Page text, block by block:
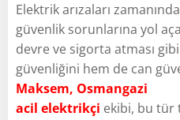
Elektrik arızaları
güvenlik sorunlarına yol
devre ve sigorta atması
güvenliğini hem de can
Maksem, Osmangazi
acil elektrikçi ekibi, bu tür